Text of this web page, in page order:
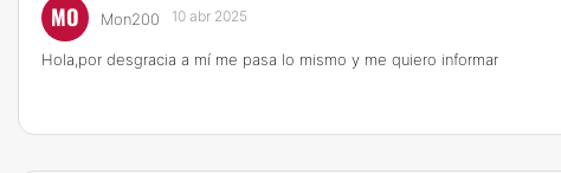
MO Mon200 10 abr 2025
Hola,por desgracia a mí me pasa lo mismo y me quiero informar